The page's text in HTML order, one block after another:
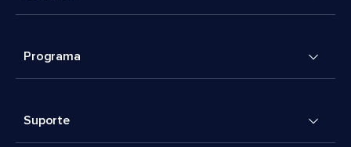
Programa
Suporte